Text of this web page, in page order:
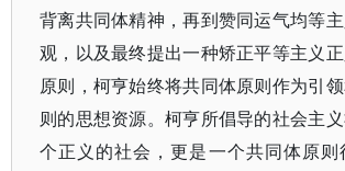
背离共同体精神，再到赞同运气均等
观，以及最终提出一种矫正平等主义
原则，柯亨始终将共同体原则作为引
则的思想资源。柯亨所倡导的社会主
个正义的社会，更是一个共同体原则